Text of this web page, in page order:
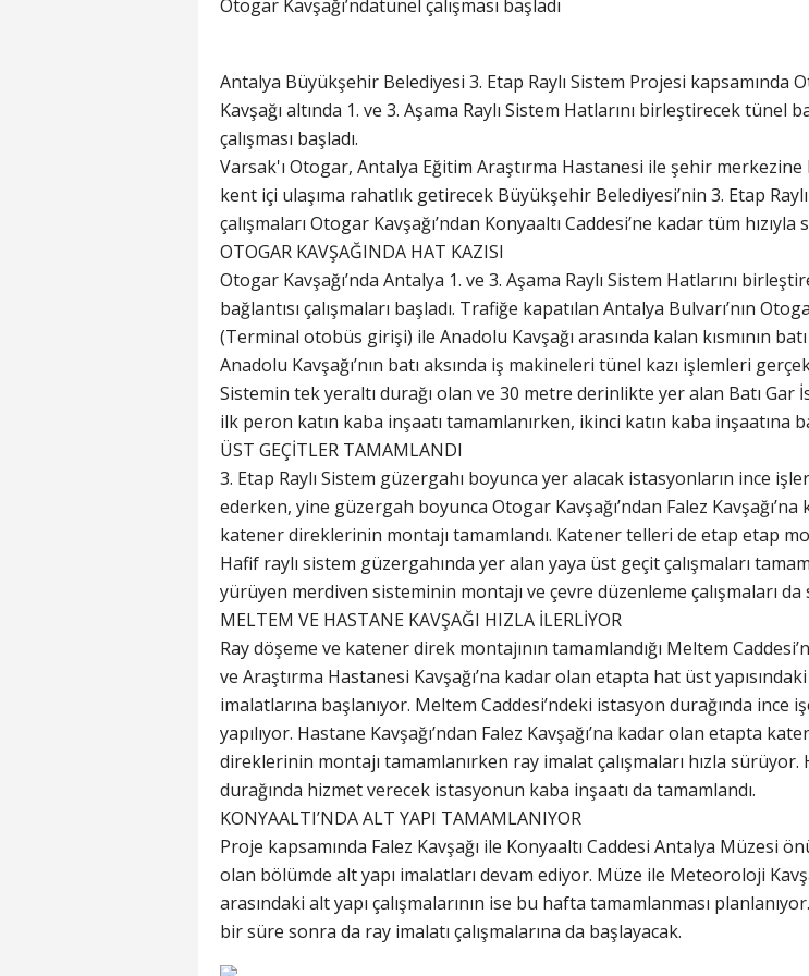
Otogar Kavşağı’ndatünel çalışması başladı
Antalya Büyükşehir Belediyesi 3. Etap Raylı Sistem Projesi kapsamında
Kavşağı altında 1. ve 3. Aşama Raylı Sistem Hatlarını birleştirecek tünel
çalışması başladı.
Varsak'ı Otogar, Antalya Eğitim Araştırma Hastanesi ile şehir merkezine
kent içi ulaşıma rahatlık getirecek Büyükşehir Belediyesi’nin 3. Etap
çalışmaları Otogar Kavşağı’ndan Konyaaltı Caddesi’ne kadar tüm hızıyla
OTOGAR KAVŞAĞINDA HAT KAZISI
Otogar Kavşağı’nda Antalya 1. ve 3. Aşama Raylı Sistem Hatlarını
bağlantısı çalışmaları başladı. Trafiğe kapatılan Antalya Bulvarı’nın
(Terminal otobüs girişi) ile Anadolu Kavşağı arasında kalan kısmının batı
Anadolu Kavşağı’nın batı aksında iş makineleri tünel kazı işlemleri
Sistemin tek yeraltı durağı olan ve 30 metre derinlikte yer alan Batı Gar
ilk peron katın kaba inşaatı tamamlanırken, ikinci katın kaba inşaatına
ÜST GEÇİTLER TAMAMLANDI
3. Etap Raylı Sistem güzergahı boyunca yer alacak istasyonların ince
ederken, yine güzergah boyunca Otogar Kavşağı’ndan Falez Kavşağı’na
katener direklerinin montajı tamamlandı. Katener telleri de etap etap
Hafif raylı sistem güzergahında yer alan yaya üst geçit çalışmaları
yürüyen merdiven sisteminin montajı ve çevre düzenleme çalışmaları da
MELTEM VE HASTANE KAVŞAĞI HIZLA İLERLİYOR
Ray döşeme ve katener direk montajının tamamlandığı Meltem
ve Araştırma Hastanesi Kavşağı’na kadar olan etapta hat üst
imalatlarına başlanıyor. Meltem Caddesi’ndeki istasyon durağında ince
yapılıyor. Hastane Kavşağı’ndan Falez Kavşağı’na kadar olan etapta
direklerinin montajı tamamlanırken ray imalat çalışmaları hızla sürüyor.
durağında hizmet verecek istasyonun kaba inşaatı da tamamlandı.
KONYAALTI’NDA ALT YAPI TAMAMLANIYOR
Proje kapsamında Falez Kavşağı ile Konyaaltı Caddesi Antalya Müzesi
olan bölümde alt yapı imalatları devam ediyor. Müze ile Meteoroloji
arasındaki alt yapı çalışmalarının ise bu hafta tamamlanması
bir süre sonra da ray imalatı çalışmalarına da başlayacak.